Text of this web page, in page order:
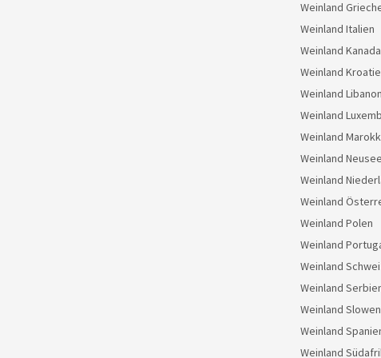
Weinland
Weinland Italien
Weinland Kanada
Weinland
Weinland Libanon
Weinland
Weinland
Weinland
Weinland
Weinland
Weinland Polen
Weinland
Weinland
Weinland
Weinland
Weinland
Weinland